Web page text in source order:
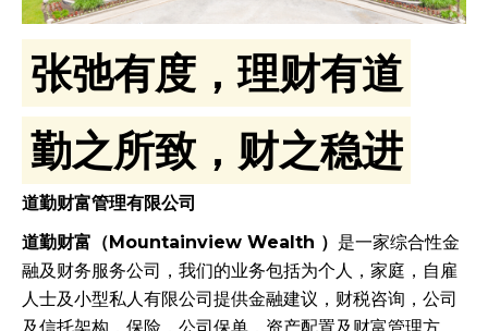
张弛有度，理财有道
勤之所致，财之稳进
道勤财富管理有限公司
道勤财富（Mountainview Wealth ） 是一家综合性金
融及财务服务公司，我们的业务包括为个人，家庭，自雇
人士及小型私人有限公司提供金融建议，财税咨询，公司
及信托架构，保险，公司保单，资产配置及财富管理方